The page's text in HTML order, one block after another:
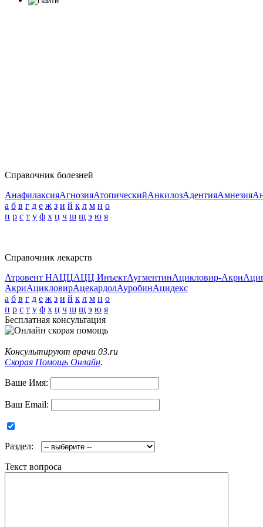
Справочник болезней
АнафилаксияАгнозияАтопическийАнкилозАдентияАмнезия
а б в г д е ж з и й к л м н о
п р с т у ф х ц ч ш щ э ю я
Справочник лекарств
Атровент НАЦЦАЦЦ ИнъектАугментинАцикловир-Акри
АкриАцикловирАцекардолАуробинАцидекс
а б в г д е ж з и й к л м н о
п р с т у ф х ц ч ш щ э ю я
Бесплатная консультация
Консультируют врачи 03.ru
Скорая Помощь Онлайн.
Ваше Имя:
Ваш Email:
Раздел:
Текст вопроса